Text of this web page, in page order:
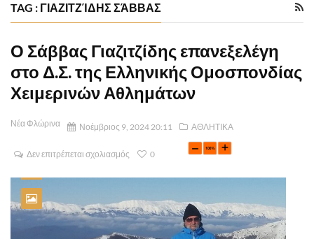
TAG : ΓΙΑΖΙΤΖΊΔΗΣ ΣΆΒΒΑΣ
Ο Σάββας Γιαζιτζίδης επανεξελέγη
στο Δ.Σ. της Ελληνικής Ομοσπονδίας
Χειμερινών Αθλημάτων
Νέα Φλώρινα Νοέμβριος 9, 2024 20:11 ΑΘΛΗΤΙΚΑ
Δεν επιτρέπεται σχολιασμός 0